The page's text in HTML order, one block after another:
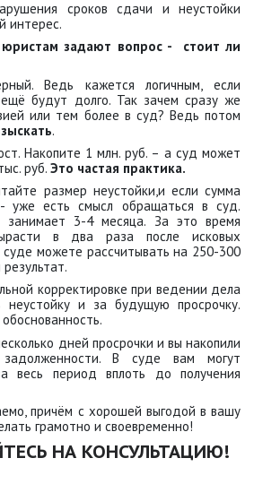
сроков сдачи и неустойки
интерес.
юристам задают вопрос - стоит ли
Ведь кажется логичным, если
будут долго. Так зачем сразу же
или тем более в суд? Ведь потом
.
Накопите 1 млн. руб. – а суд может
руб. Это частая практика.
размер неустойки,и если сумма
уже есть смысл обращаться в суд.
3-4 месяца. За это время
в два раза после исковых
можете рассчитывать на 250-300
корректировке при ведении дела
неустойку и за будущую просрочку.
дней просрочки и вы накопили
В суде вам могут
весь период вплоть до получения
причём с хорошей выгодой в вашу
грамотно и своевременно!
НА КОНСУЛЬТАЦИЮ!